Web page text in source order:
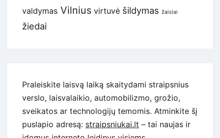
valdymas Vilnius virtuvė šildymas žaislai
žiedai
Praleiskite laisvą laiką skaitydami straipsnius
verslo, laisvalaikio, automobilizmo, grožio,
sveikatos ar technologijų temomis. Atminkite šį
puslapio adresą: straipsniukai.lt – tai naujas ir